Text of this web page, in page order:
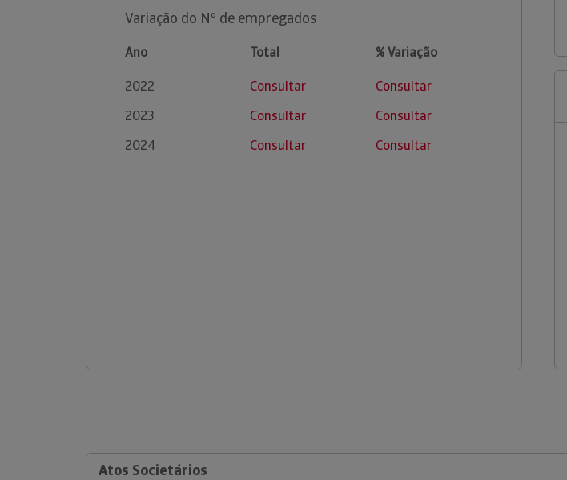
Variação do Nº de empregados
Ano Total
% Variação
2022
Consultar
Consultar
2023
Consultar
Consultar
2024
Consultar Consultar
Atos Societários